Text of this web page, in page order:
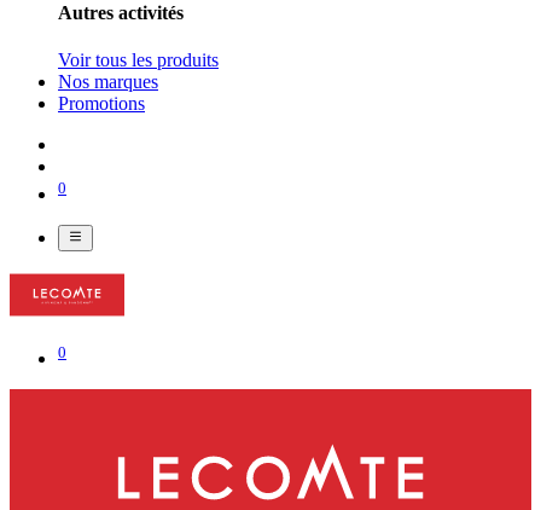
Autres activités
Voir tous les produits
Nos marques
Promotions
0
0